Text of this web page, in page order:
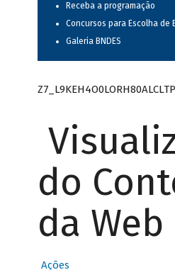
Receba a programação
Concursos para Escolha de
Galeria BNDES
do
da Web
Ações